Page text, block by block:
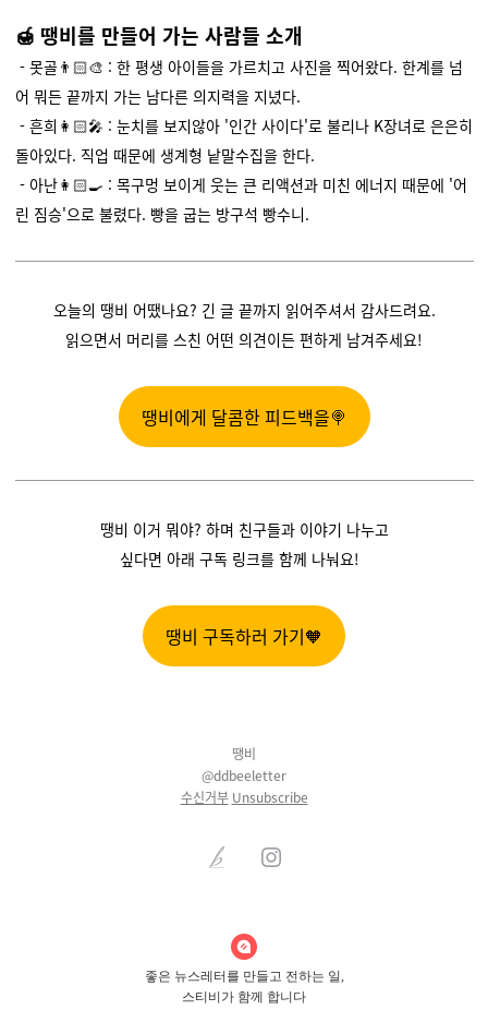
🍯 땡비를 만들어 가는 사람들 소개
- 못골👨🏻‍🎨 : 한 평생 아이들을 가르치고 사진을 찍어왔다. 한계를 넘
어 뭐든 끝까지 가는 남다른 의지력을 지녔다.
- 흔희👩🏻‍🎤 : 눈치를 보지않아 '인간 사이다'로 불리나 K장녀로 은은히
돌아있다. 직업 때문에 생계형 낱말수집을 한다.
- 아난👩🏻‍🍳 : 목구멍 보이게 웃는 큰 리액션과 미친 에너지 때문에 '어
린 짐승'으로 불렸다. 빵을 굽는 방구석 빵수니.
오늘의 땡비 어땠나요? 긴 글 끝까지 읽어주셔서 감사드려요.
읽으면서 머리를 스친 어떤 의견이든 편하게 남겨주세요!
땡비에게 달콤한 피드백을🍭
땡비 이거 뭐야? 하며 친구들과 이야기 나누고
싶다면 아래 구독 링크를 함께 나눠요!
땡비 구독하러 가기🧡
땡비
@ddbeeletter
수신거부 Unsubscribe
좋은 뉴스레터를 만들고 전하는 일,
스티비가 함께 합니다